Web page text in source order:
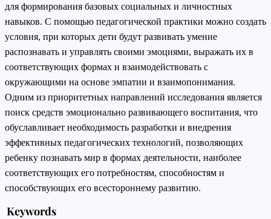
для формирования базовых социальных и личностных
навыков. С помощью педагогической практики можно создать
условия, при которых дети будут развивать умение
распознавать и управлять своими эмоциями, выражать их в
соответствующих формах и взаимодействовать с
окружающими на основе эмпатии и взаимопонимания.
Одним из приоритетных направлений исследования является
поиск средств эмоционально развивающего воспитания, что
обуславливает необходимость разработки и внедрения
эффективных педагогических технологий, позволяющих
ребенку познавать мир в формах деятельности, наиболее
соответствующих его потребностям, способностям и
способствующих его всестороннему развитию.
Keywords